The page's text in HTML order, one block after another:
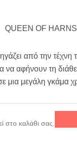
QUEEN OF HARNS
από την τέχνη
να αφήνουν τη
μια μεγάλη γκάμα
στο καλάθι σας.